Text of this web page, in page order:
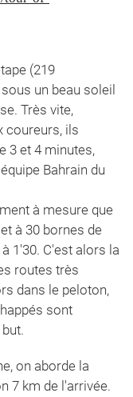
(219
un beau soleil
Très vite,
coureurs, ils
3 et 4 minutes,
Bahrain du
à mesure que
à 30 bornes de
1'30. C'est alors la
routes très
dans le peloton,
sont
on aborde la
7 km de l'arrivée.